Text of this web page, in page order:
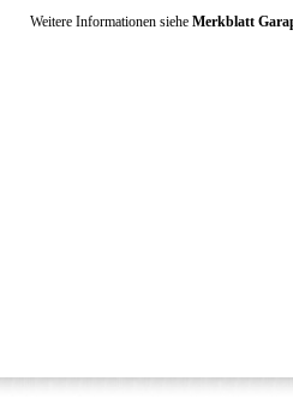
Weitere Informationen siehe Merkblatt